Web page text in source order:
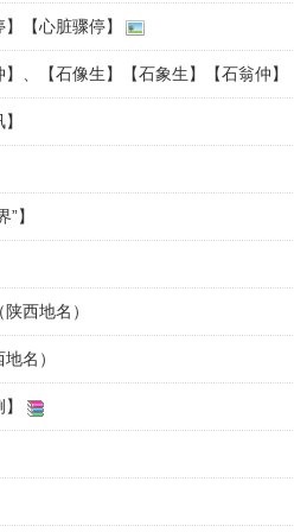
【心脏骤停】
】、【石像生】【石象生】【石翁仲】
】
西地名）
名）